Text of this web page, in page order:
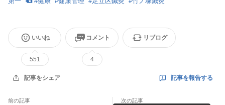
いいね
551
コメント
4
リブログ
記事をシェア 記事を報告する
前の記事 次の記事